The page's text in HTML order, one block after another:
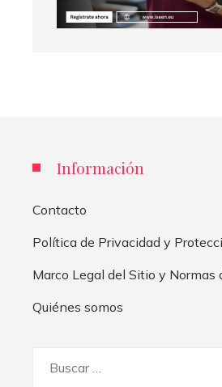
Información
Contacto
Política de Privacidad y
Marco Legal del Sitio y Normas
Quiénes somos